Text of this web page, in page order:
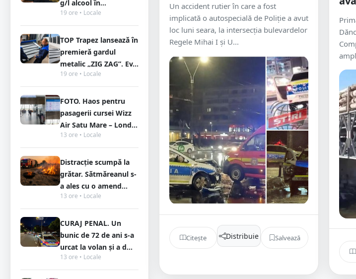
g/l alcool în...
19 ore • Locale
TOP Trapez lansează în
premieră gardul
metalic „ZIG ZAG”. Ev...
19 ore • Locale
FOTO. Haos pentru
pasagerii cursei Wizz
Air Satu Mare – Lond...
13 ore • Locale
Distracție scumpă la
grătar. Sătmăreanul s-
a ales cu o amend...
13 ore • Locale
CURAJ PENAL. Un
bunic de 72 de ani s-a
urcat la volan și a d...
13 ore • Locale
Un accident rutier în care a fost
implicată o autospecială de Poliție a avut
loc luni seara, la intersecția bulevardelor
Regele Mihai I și U...
Citește Distribuie Salvează